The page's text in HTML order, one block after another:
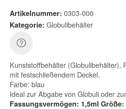
Artikelnummer: 0303-000
Kategorie: Globulibehälter
Kunststoffbehälter (Globulibehälter),
mit festschließendem Deckel.
Farbe: blau
Ideal zur Abgabe von Globuli oder
Fassungsvermögen: 1,5ml Größe: